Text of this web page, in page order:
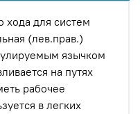
хода для систем
(лев.прав.)
язычком
на путях
рабочее
в легких